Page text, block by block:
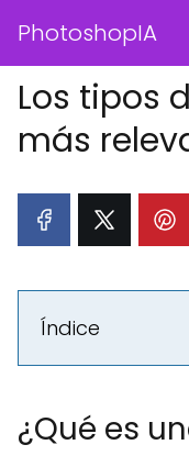
PhotoshopIA
Los tipos
más
Índice
¿Qué es